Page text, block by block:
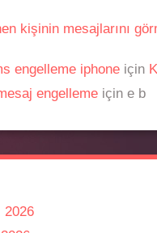
kişinin mesajlarını
engelleme iphone için
engelleme için e b
2026